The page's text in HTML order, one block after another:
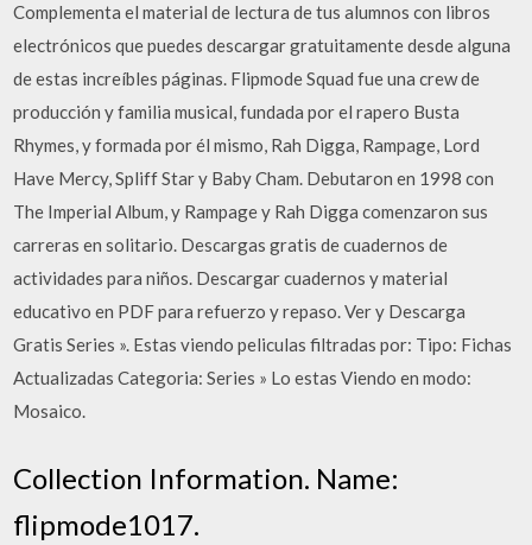
Complementa el material de lectura de tus alumnos con libros
electrónicos que puedes descargar gratuitamente desde alguna
de estas increíbles páginas. Flipmode Squad fue una crew de
producción y familia musical, fundada por el rapero Busta
Rhymes, y formada por él mismo, Rah Digga, Rampage, Lord
Have Mercy, Spliff Star y Baby Cham. Debutaron en 1998 con
The Imperial Album, y Rampage y Rah Digga comenzaron sus
carreras en solitario. Descargas gratis de cuadernos de
actividades para niños. Descargar cuadernos y material
educativo en PDF para refuerzo y repaso. Ver y Descarga
Gratis Series ». Estas viendo peliculas filtradas por: Tipo: Fichas
Actualizadas Categoria: Series » Lo estas Viendo en modo:
Mosaico.
Collection Information. Name:
flipmode1017.